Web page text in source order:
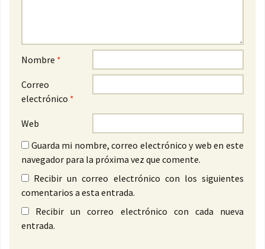
Nombre *
Correo
electrónico *
Web
Guarda mi nombre, correo electrónico y web en este
navegador para la próxima vez que comente.
Recibir un correo electrónico con los siguientes
comentarios a esta entrada.
Recibir un correo electrónico con cada nueva
entrada.